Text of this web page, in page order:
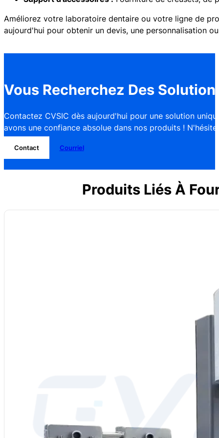
Améliorez votre laboratoire dentaire ou votre ligne de
aujourd'hui pour obtenir un devis, une personnalisation
Vous Recherchez Des
Contactez CVSIC dès aujourd'hui pour une solution
avons une confiance absolue dans nos produits !
Contact Courriel
Produits Liés À